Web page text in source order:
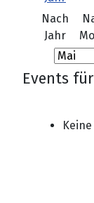
Nach
Jahr
Events für